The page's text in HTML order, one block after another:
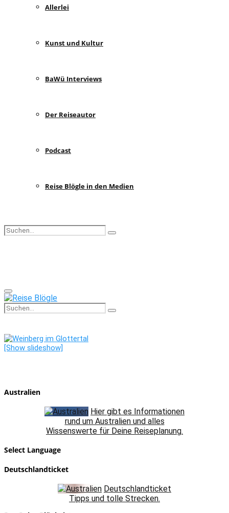
Allerlei
Kunst und Kultur
BaWü Interviews
Der Reiseautor
Podcast
Reise Blögle in den Medien
Search
Search
Primary
Menu
Search
for:
Search
[Show slideshow]
Australien
Hier gibt es Informationen
rund um Australien und alles
Wissenswerte für Deine Reiseplanung.
Select Language
Deutschlandticket
Deutschlandticket
Tipps und tolle Strecken.